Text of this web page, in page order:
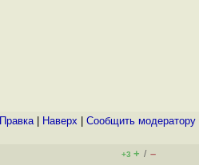
Правка| Наверх Cообщить модератору
+3 + / –